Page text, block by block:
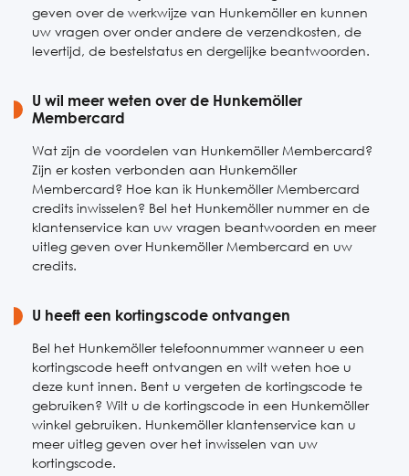
geven over de werkwijze van Hunkemöller en kunnen
uw vragen over onder andere de verzendkosten, de
levertijd, de bestelstatus en dergelijke beantwoorden.
U wil meer weten over de Hunkemöller
Membercard
Wat zijn de voordelen van Hunkemöller Membercard?
Zijn er kosten verbonden aan Hunkemöller
Membercard? Hoe kan ik Hunkemöller Membercard
credits inwisselen? Bel het Hunkemöller nummer en de
klantenservice kan uw vragen beantwoorden en meer
uitleg geven over Hunkemöller Membercard en uw
credits.
U heeft een kortingscode ontvangen
Bel het Hunkemöller telefoonnummer wanneer u een
kortingscode heeft ontvangen en wilt weten hoe u
deze kunt innen. Bent u vergeten de kortingscode te
gebruiken? Wilt u de kortingscode in een Hunkemöller
winkel gebruiken. Hunkemöller klantenservice kan u
meer uitleg geven over het inwisselen van uw
kortingscode.